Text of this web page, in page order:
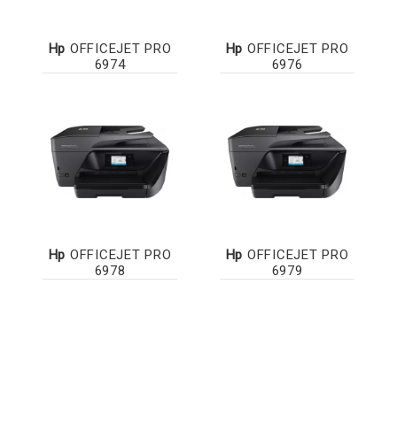
Hp OFFICEJET PRO
6974
Hp OFFICEJET PRO
6976
Hp OFFICEJET PRO
6978
Hp OFFICEJET PRO
6979